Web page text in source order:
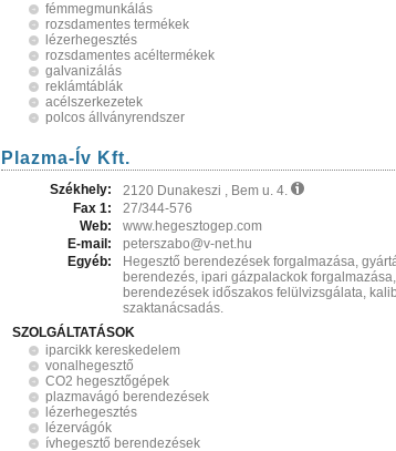
fémmegmunkálás
rozsdamentes termékek
lézerhegesztés
rozsdamentes acéltermékek
galvanizálás
reklámtáblák
acélszerkezetek
polcos állványrendszer
Plazma-Ív Kft.
Székhely:
2120 Dunakeszi , Bem u. 4.
Fax 1:
27/344-576
Web:
www.hegesztogep.com
E-mail:
peterszabo@v-net.hu
Egyéb:
Hegesztő berendezések forgalmazása,
berendezés, ipari gázpalackok
berendezések időszakos felülvizsgálata,
szaktanácsadás.
SZOLGÁLTATÁSOK
iparcikk kereskedelem
vonalhegesztő
CO2 hegesztőgépek
plazmavágó berendezések
lézerhegesztés
lézervágók
ívhegesztő berendezések